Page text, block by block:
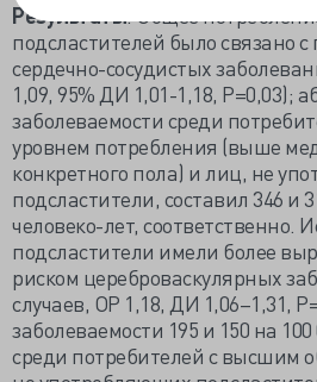
Результаты: Общее
подсластителей было связано
сердечно-сосудистых
1,09, 95% ДИ 1,01-1,18, Р=0,03);
заболеваемости среди
уровнем потребления (выше
конкретного пола) и лиц, не
подсластители, составил 346 и
человеко-лет, соответственно.
подсластители имели более
риском цереброваскулярных
случаев, ОР 1,18, ДИ 1,06–1,31,
заболеваемости 195 и 150 на
среди потребителей с высшим